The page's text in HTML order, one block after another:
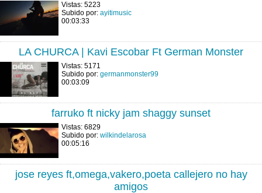
Vistas: 5223
Subido por: ayitimusic
00:03:33
LA CHURCA | Kavi Escobar Ft German Monster
Vistas: 5171
Subido por: germanmonster99
00:03:09
farruko ft nicky jam shaggy sunset
Vistas: 6829
Subido por: wilkindelarosa
00:05:16
jose reyes ft,omega,vakero,poeta callejero no hay
amigos